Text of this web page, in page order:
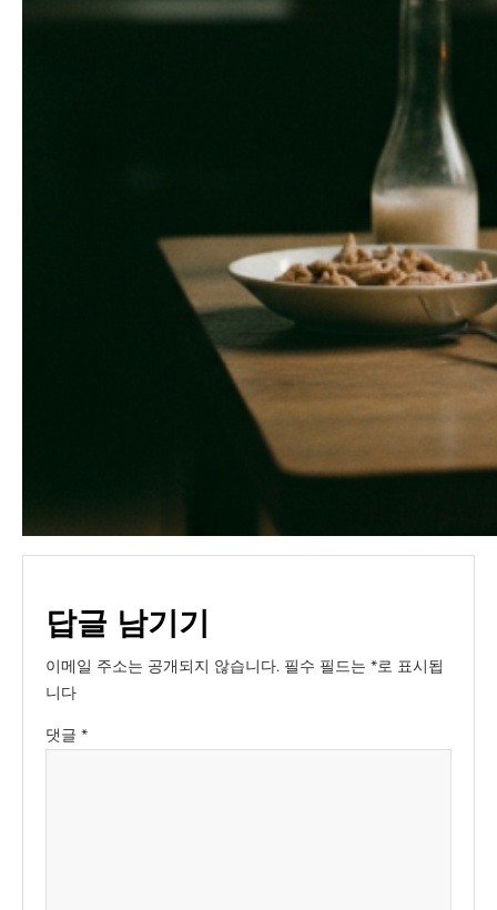
답글 남기기
이메일 주소는 공개되지 않습니다. 필수 필드는 *로 표시됩
니다
댓글 *